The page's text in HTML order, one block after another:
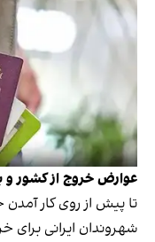
عوارض خروج از کشور و
شهروندان ایرانی